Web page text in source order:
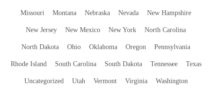
Missouri Montana Nebraska Nevada New Hampshire
New Jersey New Mexico New York North Carolina
North Dakota Ohio Oklahoma Oregon Pennsylvania
Rhode Island South Carolina South Dakota Tennessee Texas
Uncategorized Utah Vermont Virginia Washington